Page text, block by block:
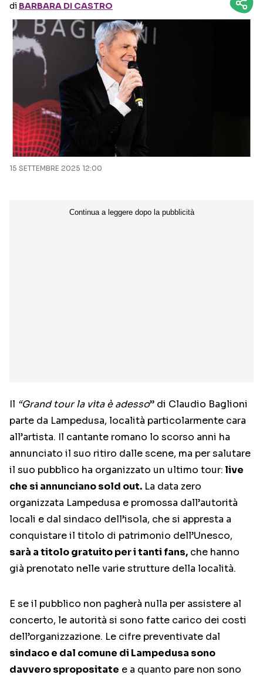
di BARBARA DI CASTRO
15 SETTEMBRE 2025 12:00
Il “Grand tour la vita è adesso” di Claudio Baglioni
parte da Lampedusa, località particolarmente cara
all’artista. Il cantante romano lo scorso anni ha
annunciato il suo ritiro dalle scene, ma per salutare
il suo pubblico ha organizzato un ultimo tour: live
che si annunciano sold out. La data zero
organizzata Lampedusa e promossa dall’autorità
locali e dal sindaco dell’isola, che si appresta a
conquistare il titolo di patrimonio dell’Unesco,
sarà a titolo gratuito per i tanti fans, che hanno
già prenotato nelle varie strutture della località.
E se il pubblico non pagherà nulla per assistere al
concerto, le autorità si sono fatte carico dei costi
dell’organizzazione. Le cifre preventivate dal
sindaco e dal comune di Lampedusa sono
davvero spropositate e a quanto pare non sono